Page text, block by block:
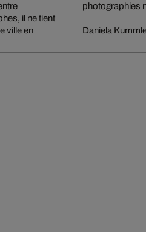
il ne tient
ville en
photographies
Daniela